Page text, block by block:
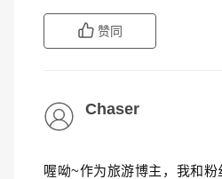
赞同
Chaser
喔呦~作为旅游博主，我和